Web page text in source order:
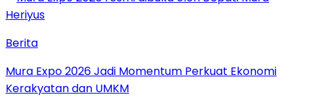
Berita
Mura Expo 2026 Jadi Momentum Perkuat Ekonomi
Kerakyatan dan UMKM